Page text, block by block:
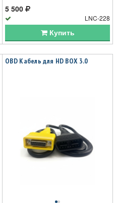
5 500
LNC-228
Купить
OBD Кабель для HD BOX 3.0